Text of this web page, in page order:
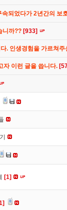
되었다가 2년간의 보
니까?? [933]
. 인생경험을 가르쳐
자 이런 글을 씁니다.
[1]